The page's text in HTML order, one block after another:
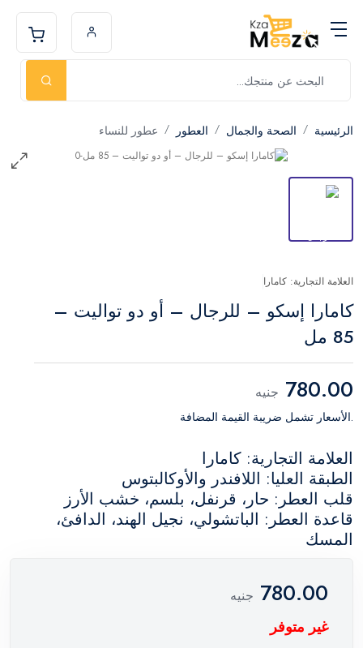
الرئيسية الصحة والجمال العطور عطور للنساء
العلامة التجارية: كامارا
كامارا إسكو – للرجال – أو دو تواليت –
85 مل
780.00 جنيه
.الأسعار تشمل ضريبة القيمة المضافة
العلامة التجارية: كامارا
الطبقة العليا: اللافندر والأوكالبتوس
قلب العطر: حار، قرنفل، بلسم، خشب الأرز
قاعدة العطر: الباتشولي، نجيل الهند، الدافئ،
المسك
780.00 جنيه
غير متوفر